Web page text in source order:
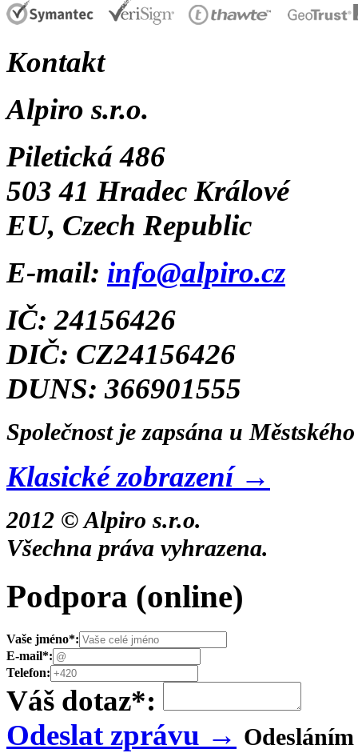
Kontakt
Alpiro s.r.o.
Piletická 486
503 41 Hradec Králové
EU, Czech Republic
E-mail: info@alpiro.cz
IČ: 24156426
DIČ: CZ24156426
DUNS: 366901555
Společnost je zapsána u
Klasické zobrazení →
2012 © Alpiro s.r.o.
Všechna práva vyhrazena.
Podpora (online)
Vaše jméno*:
E-mail*:
Telefon:
Váš dotaz*:
Odeslat zprávu →